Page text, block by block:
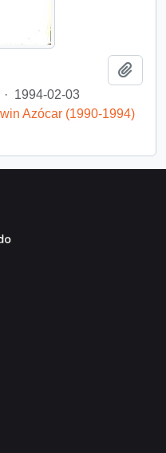
· 1994-02-03
Azócar (1990-1994)